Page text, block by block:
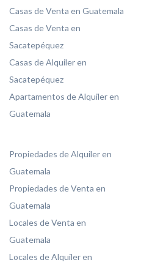
Casas de Venta en Guatemala
Casas de Venta en
Sacatepéquez
Casas de Alquiler en
Sacatepéquez
Apartamentos de Alquiler en
Guatemala
Propiedades de Alquiler en
Guatemala
Propiedades de Venta en
Guatemala
Locales de Venta en
Guatemala
Locales de Alquiler en